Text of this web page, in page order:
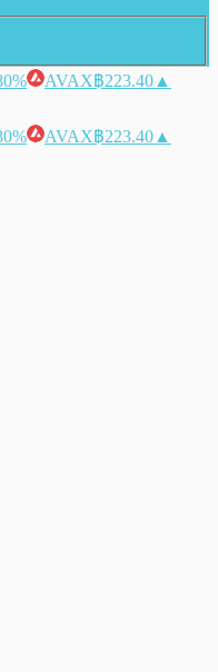
AVAX฿223.40 ▲
AVAX฿223.40 ▲